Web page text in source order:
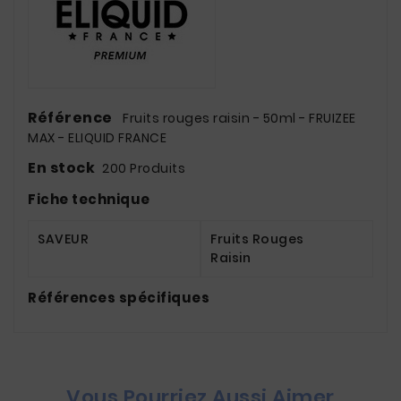
Référence
Fruits rouges raisin - 50ml - FRUIZEE
MAX - ELIQUID FRANCE
En stock 200 Produits
Fiche technique
SAVEUR
Fruits Rouges
Raisin
Références spécifiques